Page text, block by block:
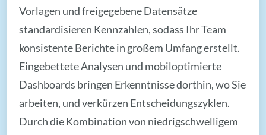
Vorlagen und freigegebene Datensätze
standardisieren Kennzahlen, sodass Ihr Team
konsistente Berichte in großem Umfang erstellt.
Eingebettete Analysen und mobiloptimierte
Dashboards bringen Erkenntnisse dorthin, wo Sie
arbeiten, und verkürzen Entscheidungszyklen.
Durch die Kombination von niedrigschwelligem